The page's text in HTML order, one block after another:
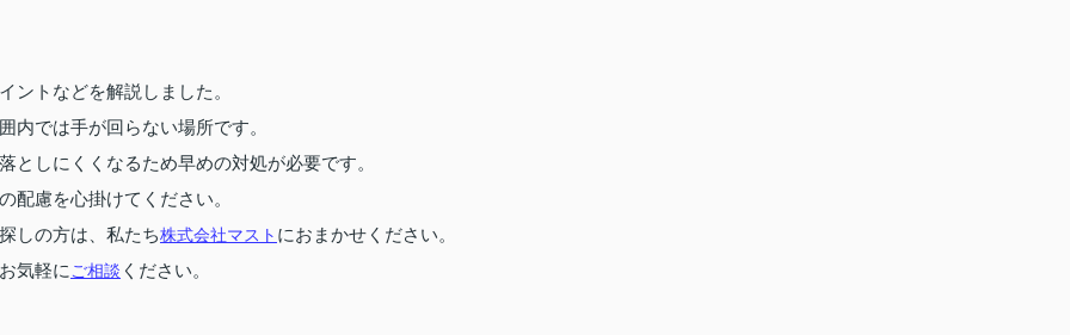
ントなどを解説しました。
内では手が回らない場所です。
としにくくなるため早めの対処が必要です。
配慮を心掛けてください。
しの方は、私たち株式会社マスト におまかせください。
気軽に ご相談 ください。